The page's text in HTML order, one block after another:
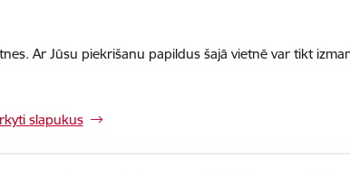
Ar Jūsu piekrišanu papildus šajā vietnē var tikt
slapukus